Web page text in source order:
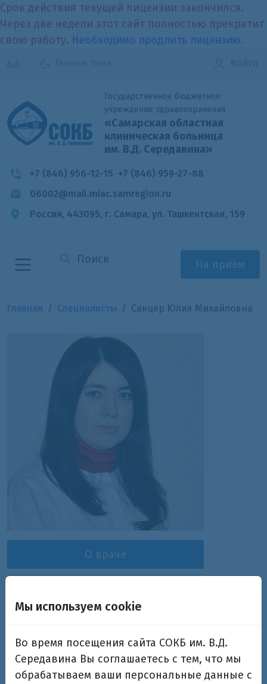
Срок действия текущей лицензии закончился.
Через две недели этот сайт полностью прекратит
свою работу.
Государственное бюджетное
учреждение здравоохранения
«Самарская областная
клиническая больница
им. В.Д. Середавина»
+7 (846) 956-12-15 +7 (846) 959-27-88
06002@mail.miac.samregion.ru
Россия, 443095, г. Самара, ул. Ташкентская, 159
На приём
Сакцер Юлия Михайловна
О враче
Сакцер Юлия Михайловна
Заведующая дневным стационаром, врач-
ревматолог
Мы используем cookie
Во время посещения сайта СОКБ им. В.Д.
Середавина Вы соглашаетесь с тем, что мы
обрабатываем ваши персональные данные с